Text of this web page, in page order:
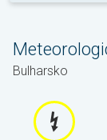
Bulharsko